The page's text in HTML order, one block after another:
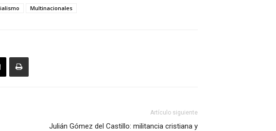
Multinacionales
Artículo siguiente
Julián Gómez del Castillo: militancia cristiana y